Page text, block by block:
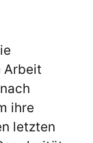
Arbeit
ihre
letzten